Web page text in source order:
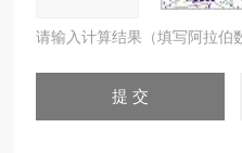
请输入计算结果（填写阿拉伯